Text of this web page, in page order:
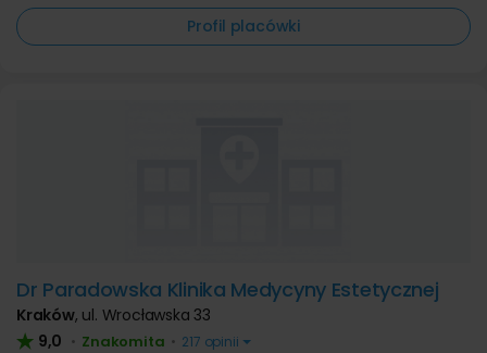
Profil placówki
Dr Paradowska Klinika Medycyny Estetycznej
Kraków, ul. Wrocławska 33
9,0 • Znakomita • 217 opinii